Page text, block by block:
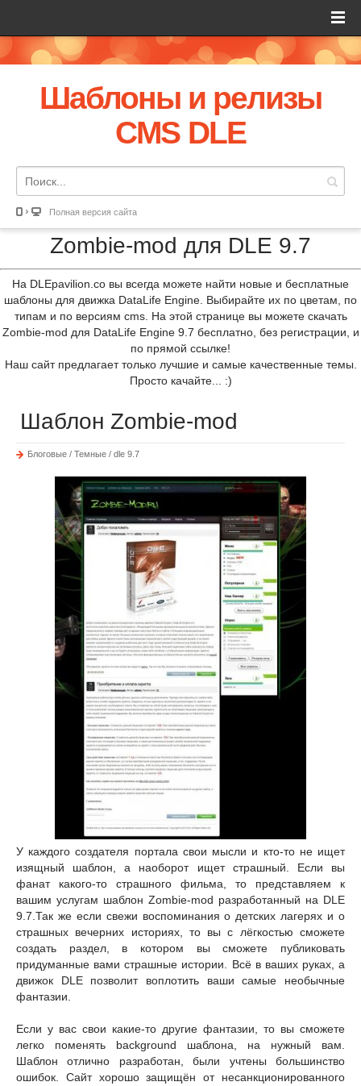
Шаблоны и релизы
CMS DLE
Полная версия сайта
Zombie-mod для DLE 9.7
На DLEpavilion.co вы всегда можете найти новые и бесплатные
шаблоны для движка DataLife Engine. Выбирайте их по цветам, по
типам и по версиям cms. На этой странице вы можете скачать
Zombie-mod для DataLife Engine 9.7 бесплатно, без регистрации, и
по прямой ссылке!
Наш сайт предлагает только лучшие и самые качественные темы.
Просто качайте... :)
Шаблон Zombie-mod
Блоговые / Темные / dle 9.7
У каждого создателя портала свои мысли и кто-то не ищет
изящный шаблон, а наоборот ищет страшный. Если вы
фанат какого-то страшного фильма, то представляем к
вашим услугам шаблон Zombie-mod разработанный на DLE
9.7.Так же если свежи воспоминания о детских лагерях и о
страшных вечерних историях, то вы с лёгкостью сможете
создать раздел, в котором вы сможете публиковать
придуманные вами страшные истории. Всё в ваших руках, а
движок DLE позволит воплотить ваши самые необычные
фантазии.
Если у вас свои какие-то другие фантазии, то вы сможете
легко поменять background шаблона, на нужный вам.
Шаблон отлично разработан, были учтены большинство
ошибок. Сайт хорошо защищён от несанкционированного